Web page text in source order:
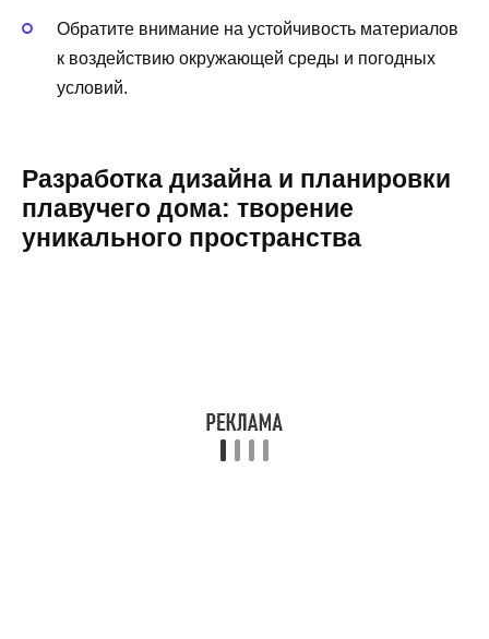
Обратите внимание на устойчивость материалов
к воздействию окружающей среды и погодных
условий.
Разработка дизайна и планировки
плавучего дома: творение
уникального пространства